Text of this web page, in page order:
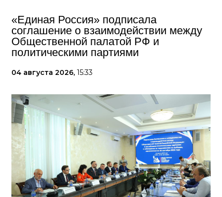
«Единая Россия» подписала
соглашение о взаимодействии между
Общественной палатой РФ и
политическими партиями
04 августа 2026, 15:33